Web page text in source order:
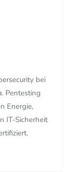
bei
Pentesting
Energie,
IT-Sicherheit